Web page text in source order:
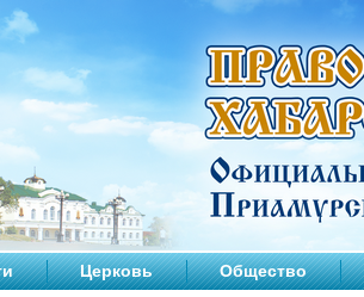
Церковь Общество